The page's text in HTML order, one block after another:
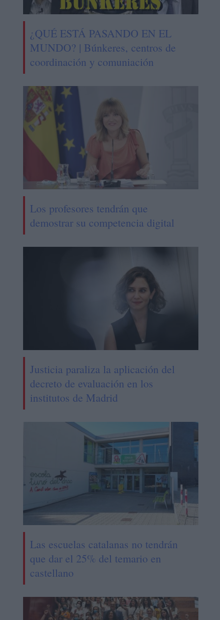
¿QUÉ ESTÁ PASANDO EN EL
MUNDO? | Búnkeres, centros de
coordinación y comuniación
Los profesores tendrán que
demostrar su competencia digital
Justicia paraliza la aplicación del
decreto de evaluación en los
institutos de Madrid
Las escuelas catalanas no tendrán
que dar el 25% del temario en
castellano